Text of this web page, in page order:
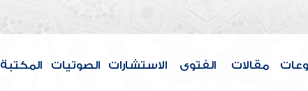
مقالات الفتوى الاستشارات الصوتيات المكتبة